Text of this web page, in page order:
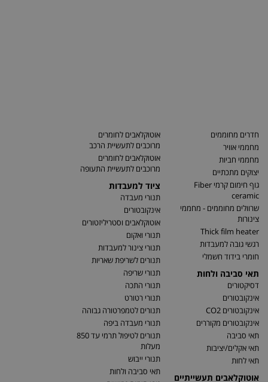
חדרים מחוממים
מחממי אוויר
מחממי חביות
יצוקים מתכתיים
גוף חימום קרמי Fiber
ceramic
שרוולים מחוממים - מחממי
צינורות
Thick film heater
רגשי גובה למעבדות
חומרי בידוד חשמלי
תאי סביבה ולחות
דסיקטורים
אינקובטורים
אינקובטורים CO2
אינקובטורים מקוררים
תאי סביבה
תאי אקלים/יציבות
תאי לחות
אוטוקלאבים תעשייתיים
אוטוקלאבים לחומרים
מרוכבים לתעשיית הרכב
אוטוקלאבים לחומרים
מרוכבים לתעשיית התעופה
ציוד למעבדות
תנורי מעבדה
אינקובטורים
אוטוקלאבים וסטריליזטורים
תנורי ואקום
תנורי צינור למעבדות
תנורים לשריפת שאריות
תנורי שריפה
תנורי התכה
תנורי רטורט
תנורים לטמפרטורה גבוהה
תנורי מעבדה ביפה
תנורים לטיפול תרמי עד 850
מעלות
תנורי ייבוש
תאי סביבה ולחות